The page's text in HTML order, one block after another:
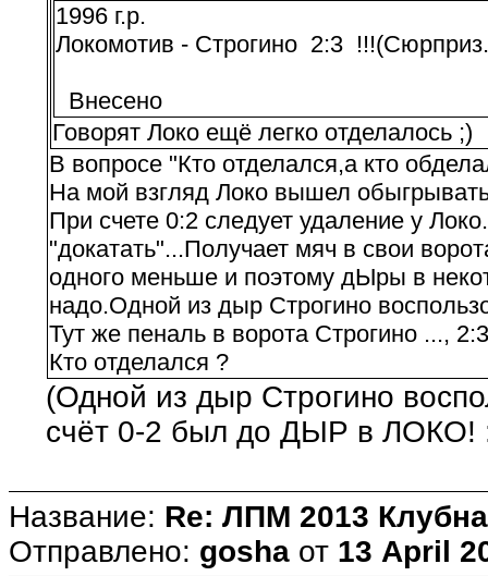
1996 г.р.
Локомотив - Строгино 2:3
Внесено
Говорят Локо ещё легко отделалось ;)
В вопросе "Кто отделался,а кто
На мой взгляд Локо вышел
При счете 0:2 следует удаление у
"докатать"...Получает мяч в свои
одного меньше и поэтому дЫры в
надо.Одной из дыр Строгино
Тут же пеналь в ворота Строгино ...,
Кто отделался ?
(Одной из дыр Строгино
счёт 0-2 был до ДЫР в ЛОКО!
Название: Re: ЛПМ 2013
Отправлено: gosha от 13 April